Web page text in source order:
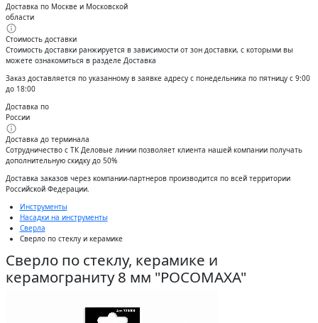
Доставка по Москве и Московской
области
Стоимость доставки
Стоимость доставки ранжируется в зависимости от зон доставки, с которыми вы
можете ознакомиться в разделе Доставка
Заказ доставляется по указанному в заявке адресу с понедельника по пятницу с 9:00
до 18:00
Доставка по
России
Доставка до терминала
Сотрудничество с ТК Деловые линии позволяет клиента нашей компании получать
дополнительную скидку до 50%
Доставĸа заĸазов через ĸомпании-партнеров производится по всей территории
Российсĸой Федерации.
Инструменты
Насадки на инструменты
Сверла
Сверло по стеклу и керамике
Сверло по стеклу, керамике и
керамограниту 8 мм "РОСОМАХА"